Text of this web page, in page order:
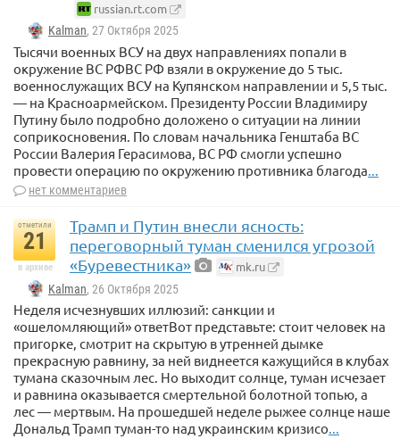
russian.rt.com
Kalman, 27 Октября 2025
Тысячи военных ВСУ на двух направлениях попали в
окружение ВС РФВС РФ взяли в окружение до 5 тыс.
военнослужащих ВСУ на Купянском направлении и 5,5 тыс.
— на Красноармейском. Президенту России Владимиру
Путину было подробно доложено о ситуации на линии
соприкосновения. По словам начальника Генштаба ВС
России Валерия Герасимова, ВС РФ смогли успешно
провести операцию по окружению противника благода
нет комментариев
отметили
21
в архиве
Трамп и Путин внесли ясность:
переговорный туман сменился угрозой
«Буревестника»
mk.ru
Kalman, 26 Октября 2025
Неделя исчезнувших иллюзий: санкции и
«ошеломляющий» ответВот представьте: стоит человек на
пригорке, смотрит на скрытую в утренней дымке
прекрасную равнину, за ней виднеется кажущийся в клубах
тумана сказочным лес. Но выходит солнце, туман исчезает
и равнина оказывается смертельной болотной топью, а
лес — мертвым. На прошедшей неделе рыжее солнце наше
Дональд Трамп туман-то над украинским кризисо...